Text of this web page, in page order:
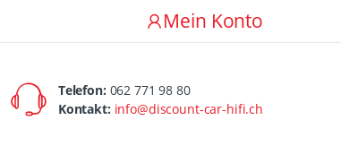
Mein Konto
Telefon: 062 771 98 80
Kontakt: info@discount-car-hifi.ch